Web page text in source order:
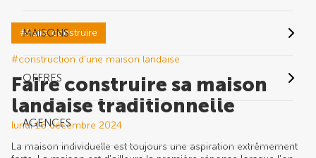
MAISONS
OFFRES
AGENCES
#Faire construire
#construction d'une maison landaise
Faire construire sa maison
landaise traditionnelle
lundi 16 décembre 2024
La maison individuelle est toujours une aspiration extrêmement